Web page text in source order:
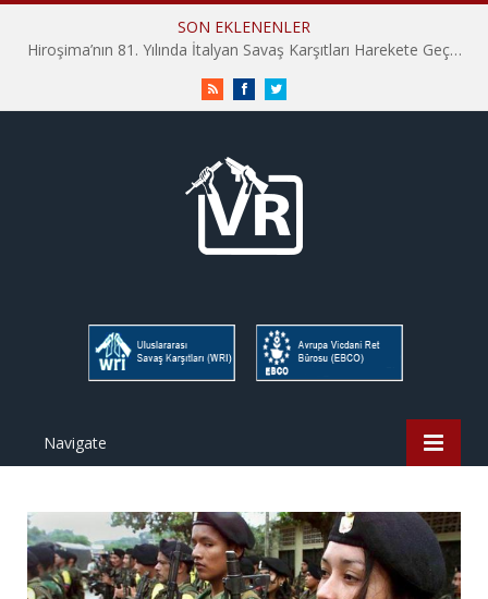
SON EKLENENLER
Hiroşima’nın 81. Yılında İtalyan Savaş Karşıtları Harekete Geçti: “Hatırlamak yeterli değil”
RSS FacebookTwitter
Navigate